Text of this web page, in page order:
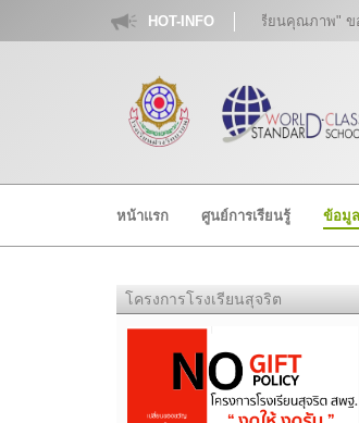
HOT-INFO
ยนคุณภาพตามนโยบาย "๑ อำเภอ ๑ โรงเรียนคุณภาพ" ข
หน้าแรก ศูนย์การเรียนรู้ ข้อมู
โครงการโรงเรียนสุจริต